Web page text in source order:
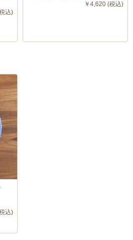
込)
￥4,620 (税込)
込)